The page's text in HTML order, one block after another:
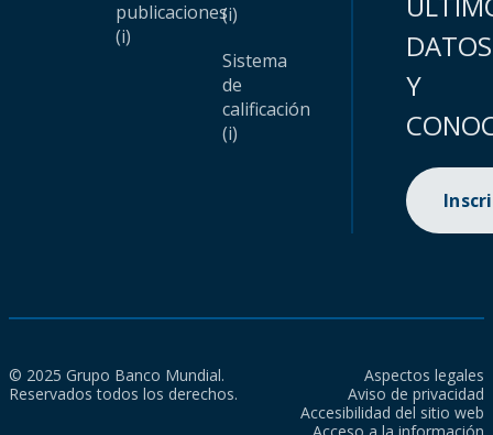
publicaciones
(i)
(i)
Sistema
de
calificación
(i)
DATOS
Y
© 2025 Grupo Banco Mundial.
Reservados todos los derechos.
Aspectos legales
Aviso de privacidad
Accesibilidad del sitio web